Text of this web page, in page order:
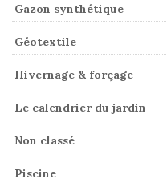
Gazon synthétique
Géotextile
Hivernage & forçage
Le calendrier du jardin
Non classé
Piscine